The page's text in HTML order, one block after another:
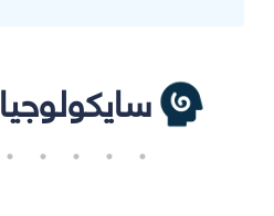
سايكولوجيا